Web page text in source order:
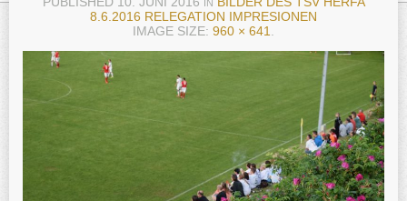
IN
8.6.2016 RELEGATION IMPRESIONEN
IMAGE SIZE: 960 × 641.